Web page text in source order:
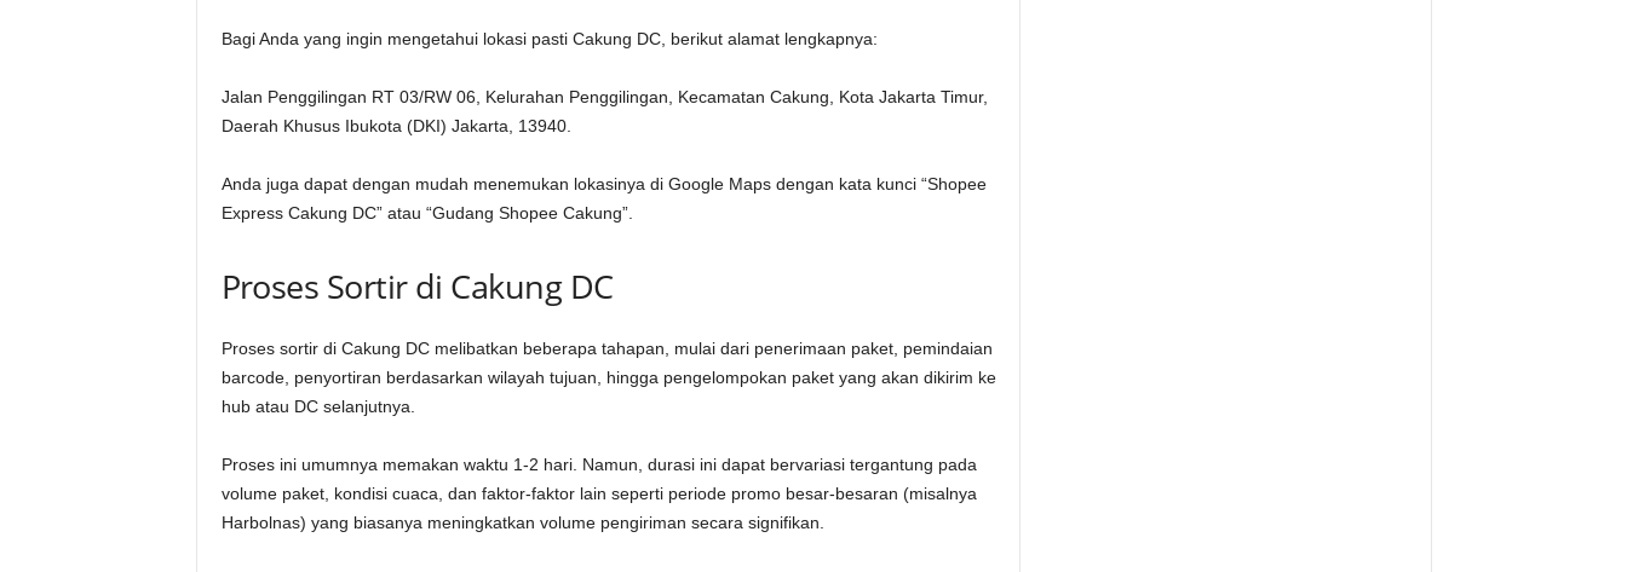
Bagi Anda yang ingin mengetahui lokasi pasti Cakung DC, berikut alamat lengkapnya:
Jalan Penggilingan RT 03/RW 06, Kelurahan Penggilingan, Kecamatan Cakung, Kota Jakarta Timur,
Daerah Khusus Ibukota (DKI) Jakarta, 13940.
Anda juga dapat dengan mudah menemukan lokasinya di Google Maps dengan kata kunci “Shopee
Express Cakung DC” atau “Gudang Shopee Cakung”.
Proses Sortir di Cakung DC
Proses sortir di Cakung DC melibatkan beberapa tahapan, mulai dari penerimaan paket, pemindaian
barcode, penyortiran berdasarkan wilayah tujuan, hingga pengelompokan paket yang akan dikirim ke
hub atau DC selanjutnya.
Proses ini umumnya memakan waktu 1-2 hari. Namun, durasi ini dapat bervariasi tergantung pada
volume paket, kondisi cuaca, dan faktor-faktor lain seperti periode promo besar-besaran (misalnya
Harbolnas) yang biasanya meningkatkan volume pengiriman secara signifikan.